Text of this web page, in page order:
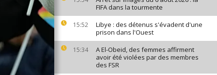
FIFA dans la tourmente
15:52
Libye : des détenus s'évadent d'une
prison dans l'Ouest
15:34
A El-Obeid, des femmes affirment
avoir été violées par des membres
des FSR